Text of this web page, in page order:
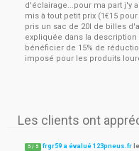
d'éclairage...pour ma part j'y
mis à tout petit prix (1€15
pris un sac de 20l de billes
expliquée dans la
bénéficier de 15% de
imposé pour les produits
Les clients ont
5 / 5 frgr59 a évalué 123pneus.fr